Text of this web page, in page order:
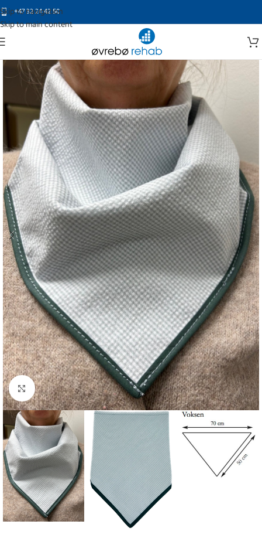
Skip to navigation
Skip to main content
+47 32 24 42 50
Click to enlarge